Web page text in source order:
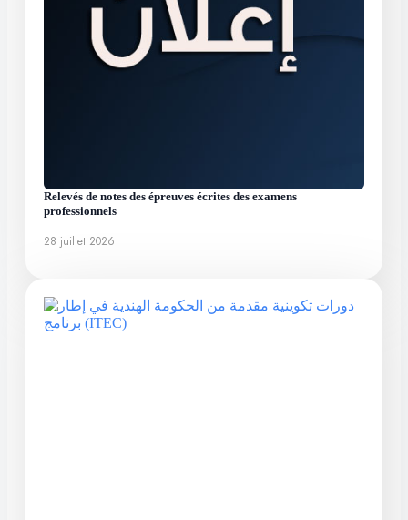
Relevés de notes des épreuves écrites des examens
professionnels
28 juillet 2026